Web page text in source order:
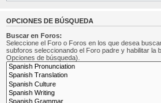
OPCIONES DE BÚSQUEDA
Buscar en Foros:
Seleccione el Foro o Foros en los que desea
subforos seleccionando el Foro padre y habilitar la
Opciones de búsqueda).